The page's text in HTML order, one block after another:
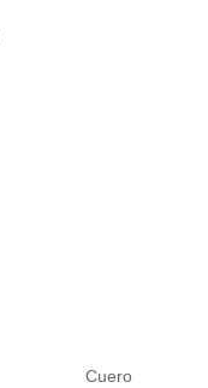
Cuero